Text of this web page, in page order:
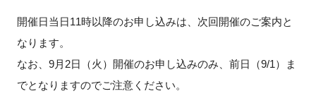
開催日当日11時以降のお申し込みは、次回開催のご案内と
なります。
なお、9月2日（火）開催のお申し込みのみ、前日（9/1）ま
でとなりますのでご注意ください。